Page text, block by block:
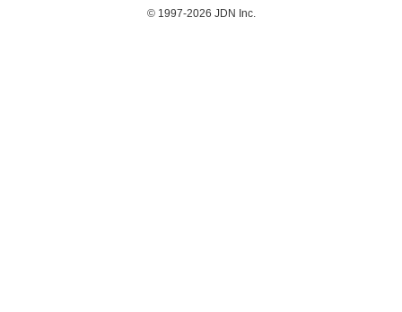
© 1997-2026 JDN Inc.